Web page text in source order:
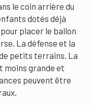
le coin arrière du
dotés déjà
placer le ballon
La défense et la
petits terrains. La
moins grande et
peuvent être